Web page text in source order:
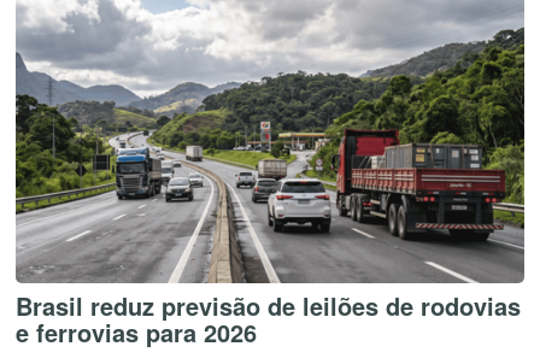
Brasil reduz previsão de leilões de rodovias
e ferrovias para 2026